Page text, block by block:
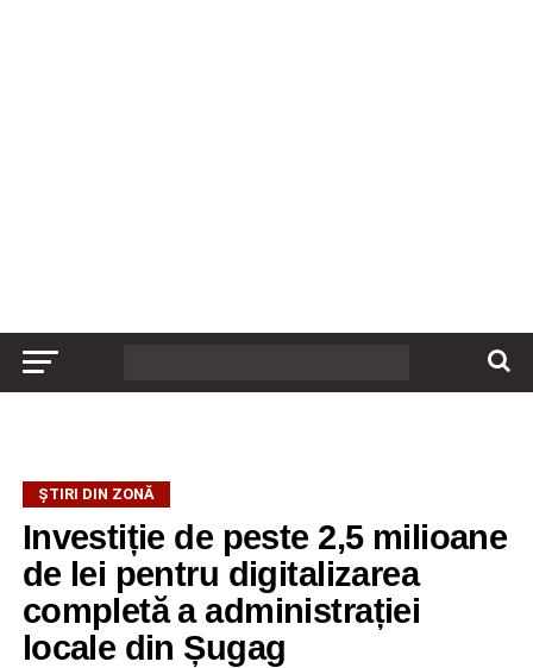
ȘTIRI DIN ZONĂ
Investiție de peste 2,5 milioane
de lei pentru digitalizarea
completă a administrației
locale din Șugag